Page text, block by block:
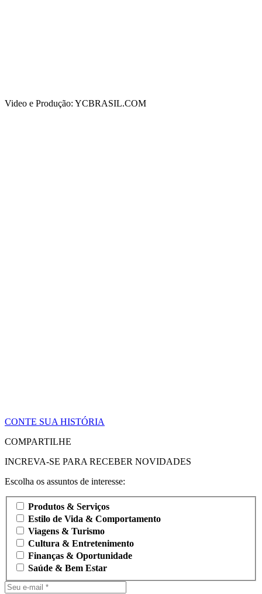
Video e Produção: YCBRASIL.COM
CONTE SUA HISTÓRIA
COMPARTILHE
INCREVA-SE PARA RECEBER NOVIDADES
Escolha os assuntos de interesse:
Produtos & Serviços
Estilo de Vida & Comportamento
Viagens & Turismo
Cultura & Entretenimento
Finanças & Oportunidade
Saúde & Bem Estar